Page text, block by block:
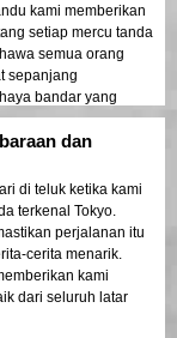
kami memberikan
setiap mercu tanda
semua orang
sepanjang
bandar yang
mencipta suasana
kesan
ini adalah ideal
pertama yang ingin
dan
antara struktur
bersejarah
dalam cahaya
mengesyorkan
sahaja!
dan
di teluk ketika kami
terkenal Tokyo.
perjalanan itu
cerita menarik.
kami
dari seluruh latar